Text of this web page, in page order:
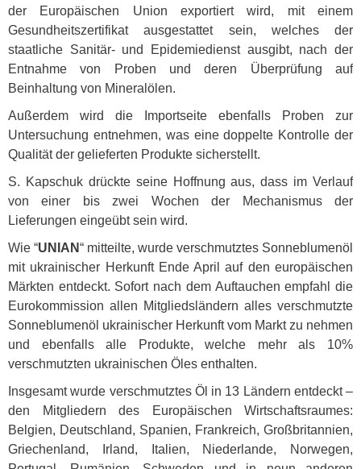
der Europäischen Union exportiert wird, mit einem
Gesundheitszertifikat ausgestattet sein, welches der
staatliche Sanitär- und Epidemiedienst ausgibt, nach der
Entnahme von Proben und deren Überprüfung auf
Beinhaltung von Mineralölen.
Außerdem wird die Importseite ebenfalls Proben zur
Untersuchung entnehmen, was eine doppelte Kontrolle der
Qualität der gelieferten Produkte sicherstellt.
S. Kapschuk drückte seine Hoffnung aus, dass im Verlauf
von einer bis zwei Wochen der Mechanismus der
Lieferungen eingeübt sein wird.
Wie “UNIAN“ mitteilte, wurde verschmutztes Sonneblumenöl
mit ukrainischer Herkunft Ende April auf den europäischen
Märkten entdeckt. Sofort nach dem Auftauchen empfahl die
Eurokommission allen Mitgliedsländern alles verschmutzte
Sonneblumenöl ukrainischer Herkunft vom Markt zu nehmen
und ebenfalls alle Produkte, welche mehr als 10%
verschmutzten ukrainischen Öles enthalten.
Insgesamt wurde verschmutztes Öl in 13 Ländern entdeckt –
den Mitgliedern des Europäischen Wirtschaftsraumes:
Belgien, Deutschland, Spanien, Frankreich, Großbritannien,
Griechenland, Irland, Italien, Niederlande, Norwegen,